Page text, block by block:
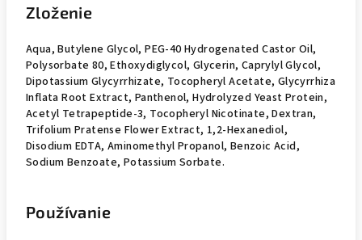
Zloženie
Aqua, Butylene Glycol, PEG-40 Hydrogenated Castor Oil,
Polysorbate 80, Ethoxydiglycol, Glycerin, Caprylyl Glycol,
Dipotassium Glycyrrhizate, Tocopheryl Acetate, Glycyrrhiza
Inflata Root Extract, Panthenol, Hydrolyzed Yeast Protein,
Acetyl Tetrapeptide-3, Tocopheryl Nicotinate, Dextran,
Trifolium Pratense Flower Extract, 1,2-Hexanediol,
Disodium EDTA, Aminomethyl Propanol, Benzoic Acid,
Sodium Benzoate, Potassium Sorbate.
Používanie